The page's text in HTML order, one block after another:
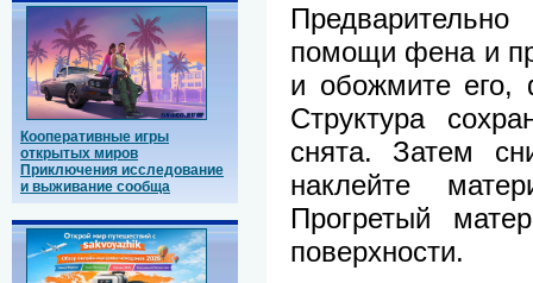
Кооперативные игры
открытых миров
Приключения исследование
и выживание сообща
помощи фена и
и обожмите
Структура
снята. Затем
наклейте
Прогретый
поверхности.